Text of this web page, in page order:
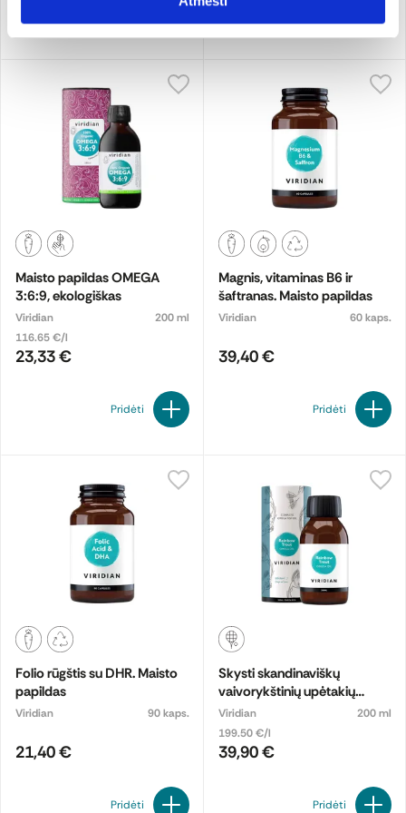
Maisto papildas OMEGA
3:6:9, ekologiškas
Viridian
200 ml
116.65 €/l
23,33 €
Pridėti
Magnis, vitaminas B6 ir
šaftranas. Maisto papildas
Viridian 60 kaps.
39,40 €
Pridėti
Folio rūgštis su DHR. Maisto
papildas
Viridian 90 kaps.
21,40 €
Pridėti
Skysti skandinaviškų
vaivorykštinių upėtakių
taukai. Maisto papildas
Viridian
200 ml
199.50 €/l
39,90 €
Pridėti